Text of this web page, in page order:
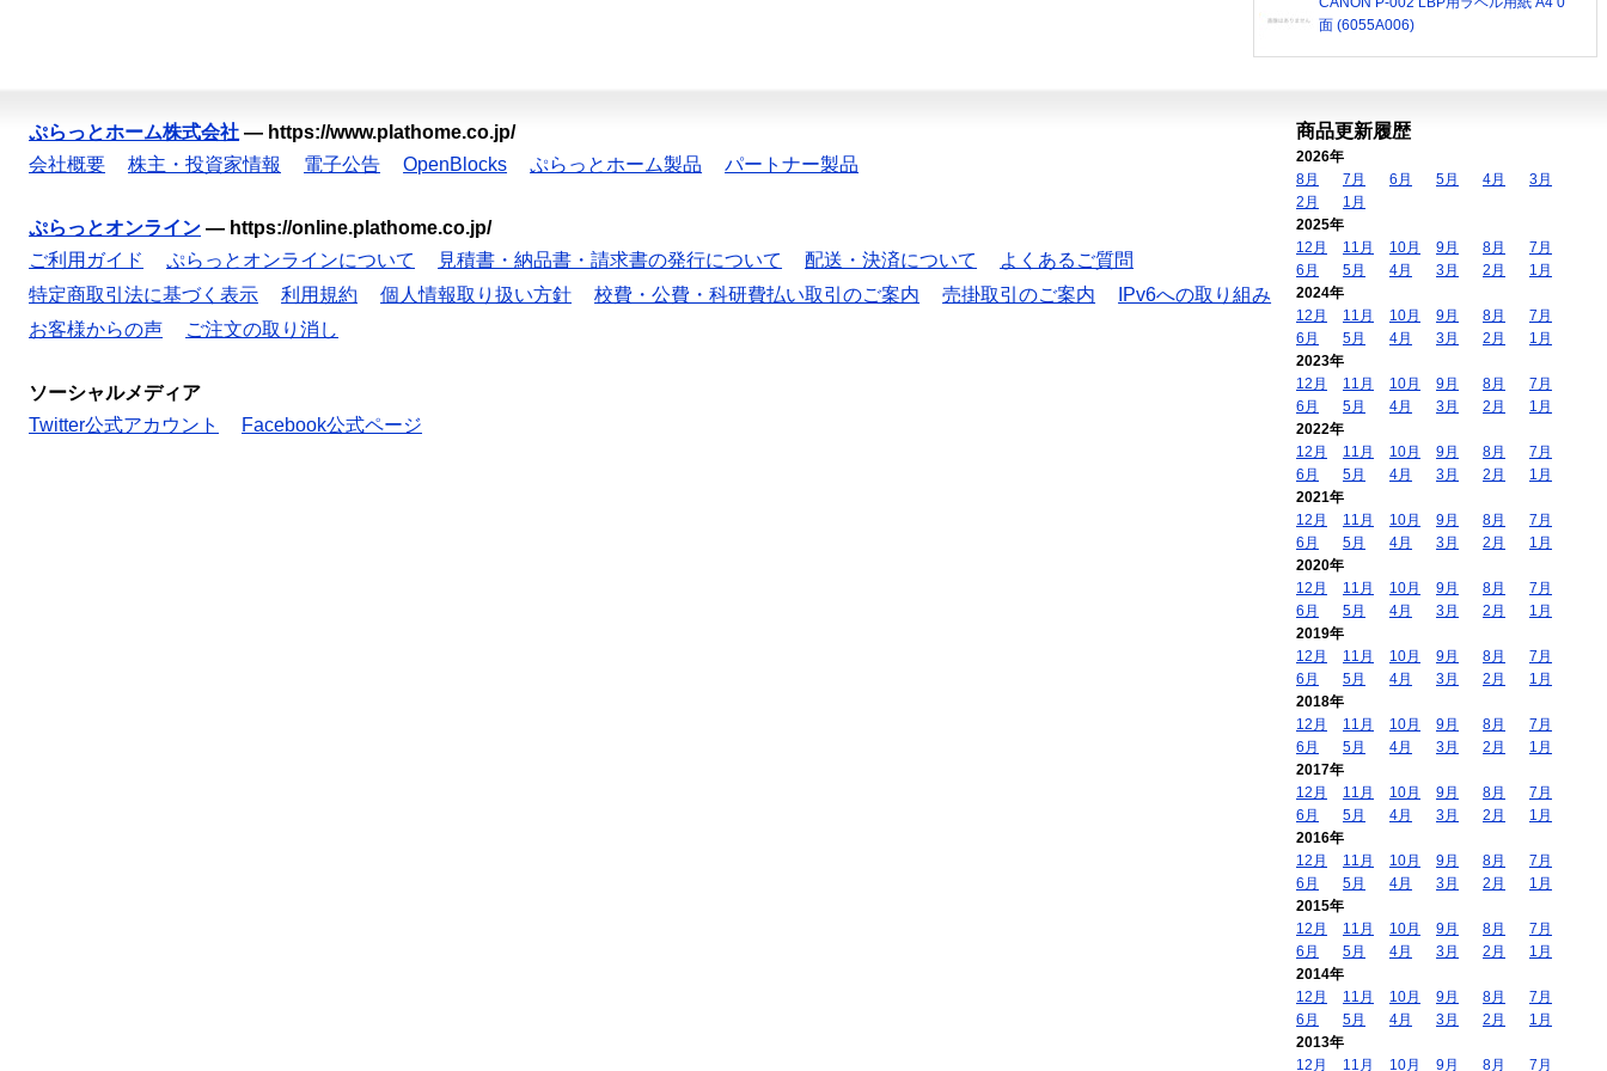
面 (6055A006)
ぷらっとホーム株式会社 — https://www.plathome.co.jp/
会社概要
株主・投資家情報 電子公告 OpenBlocks ぷらっとホーム製品 パートナー製品
ぷらっとオンライン — https://online.plathome.co.jp/
ご利用ガイド
ぷらっとオンラインについて 見積書・納品書・請求書の発行について 配送・決済について
よくあるご質問
特定商取引法に基づく表示
利用規約 個人情報取り扱い方針 校費・公費・科研費払い取引のご案内 売掛取引のご案内
IPv6への取り組み
お客様からの声
ご注文の取り消し
ソーシャルメディア
Twitter公式アカウント
Facebook公式ページ
商品更新履歴
2026年
8月
7月 6月 5月 4月
3月
2月
1月
2025年
12月
11月 10月 9月 8月
7月
6月
5月 4月 3月 2月
1月
2024年
12月
11月 10月 9月 8月
7月
6月
5月 4月 3月 2月
1月
2023年
12月
11月 10月 9月 8月
7月
6月
5月 4月 3月 2月
1月
2022年
12月
11月 10月 9月 8月
7月
6月
5月 4月 3月 2月
1月
2021年
12月
11月 10月 9月 8月
7月
6月
5月 4月 3月 2月
1月
2020年
12月
11月 10月 9月 8月
7月
6月
5月 4月 3月 2月
1月
2019年
12月
11月 10月 9月 8月
7月
6月
5月 4月 3月 2月
1月
2018年
12月
11月 10月 9月 8月
7月
6月
5月 4月 3月 2月
1月
2017年
12月
11月 10月 9月 8月
7月
6月
5月 4月 3月 2月
1月
2016年
12月
11月 10月 9月 8月
7月
6月
5月 4月 3月 2月
1月
2015年
12月
11月 10月 9月 8月
7月
6月
5月 4月 3月 2月
1月
2014年
12月
11月 10月 9月 8月
7月
6月
5月 4月 3月 2月
1月
2013年
12月
11月 10月 9月 8月 7月